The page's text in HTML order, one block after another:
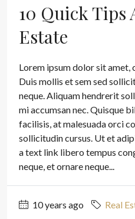
10 Quick Tips
Estate
Lorem ipsum dolor sit
Duis mollis et sem sed
neque. Aliquam hendrerit
mi accumsan nec. Quisque
facilisis, at malesuada orci
sollicitudin cursus. Ut et
a text link libero tempus
neque, et ornare neque...
10 years ago Real